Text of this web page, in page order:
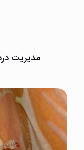
مدیریت